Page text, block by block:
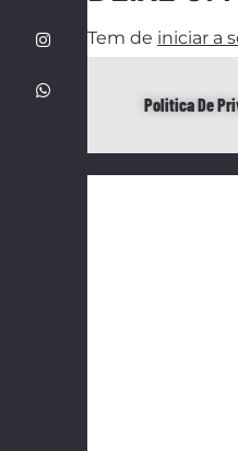
Tem de iniciar a
Politica De